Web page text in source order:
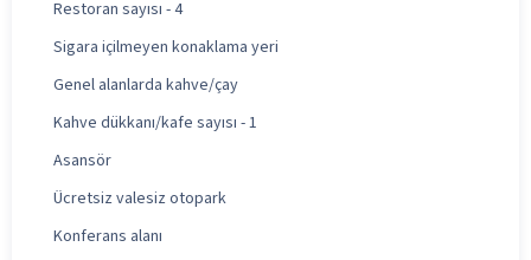
Restoran sayısı - 4
Sigara içilmeyen konaklama yeri
Genel alanlarda kahve/çay
Kahve dükkanı/kafe sayısı - 1
Asansör
Ücretsiz valesiz otopark
Konferans alanı